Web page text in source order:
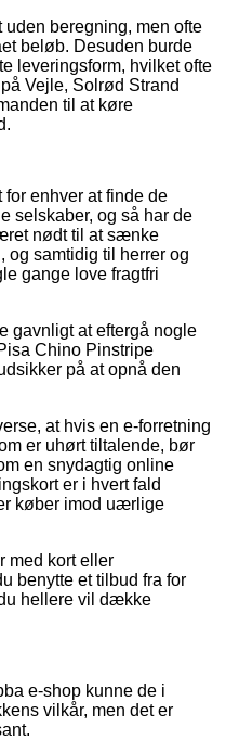
beregning, men ofte
beløb. Desuden burde
leveringsform, hvilket ofte
Vejle, Solrød Strand
til at køre
for enhver at finde de
selskaber, og så har de
nødt til at sænke
og samtidig til herrer og
gange love fragtfri
gavnligt at eftergå nogle
Chino Pinstripe
på at opnå den
at hvis en e-forretning
er uhørt tiltalende, bør
en snydagtig online
er i hvert fald
køber imod uærlige
med kort eller
benytte et tilbud fra for
hellere vil dække
e-shop kunne de i
vilkår, men det er